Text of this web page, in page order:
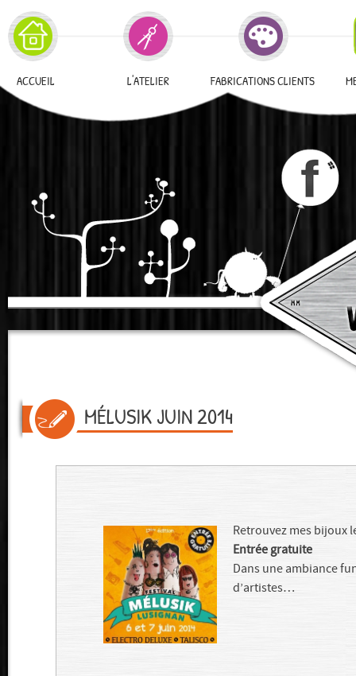
ACCUEIL L'ATELIER FABRICATIONS CLIENTS
MÉLUSIK JUIN 2014
Retrouvez mes bijoux
Entrée gratuite
Dans une ambiance
d’artistes…